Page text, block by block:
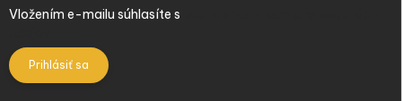
Vložením e-mailu súhlasíte s
Prihlásiť sa